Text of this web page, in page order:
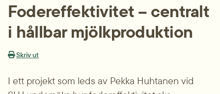
Fodereffektivitet – centralt
i hållbar mjölkproduktion
Skriv ut
I ett projekt som leds av Pekka Huhtanen vid